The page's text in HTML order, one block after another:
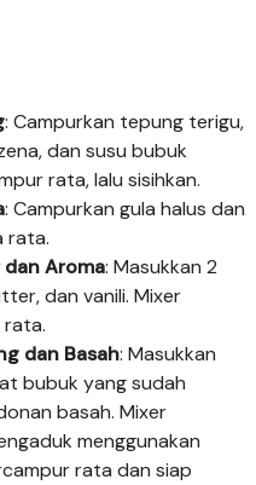
: Campurkan tepung terigu,
dan susu bubuk
rata, lalu sisihkan.
: Campurkan gula halus dan
rata.
dan Aroma: Masukkan 2
dan vanili. Mixer
rata.
dan Basah: Masukkan
bubuk yang sudah
basah. Mixer
menggunakan
rata dan siap